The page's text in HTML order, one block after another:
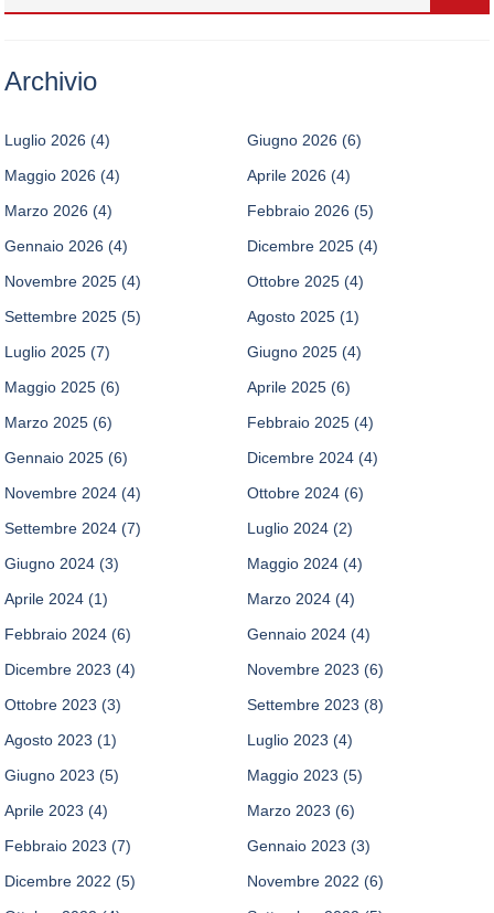
Archivio
Luglio 2026 (4) Giugno 2026 (6)
Maggio 2026 (4) Aprile 2026 (4)
Marzo 2026 (4) Febbraio 2026 (5)
Gennaio 2026 (4) Dicembre 2025 (4)
Novembre 2025 (4) Ottobre 2025 (4)
Settembre 2025 (5) Agosto 2025 (1)
Luglio 2025 (7) Giugno 2025 (4)
Maggio 2025 (6) Aprile 2025 (6)
Marzo 2025 (6) Febbraio 2025 (4)
Gennaio 2025 (6) Dicembre 2024 (4)
Novembre 2024 (4) Ottobre 2024 (6)
Settembre 2024 (7) Luglio 2024 (2)
Giugno 2024 (3) Maggio 2024 (4)
Aprile 2024 (1) Marzo 2024 (4)
Febbraio 2024 (6) Gennaio 2024 (4)
Dicembre 2023 (4) Novembre 2023 (6)
Ottobre 2023 (3) Settembre 2023 (8)
Agosto 2023 (1) Luglio 2023 (4)
Giugno 2023 (5) Maggio 2023 (5)
Aprile 2023 (4) Marzo 2023 (6)
Febbraio 2023 (7) Gennaio 2023 (3)
Dicembre 2022 (5) Novembre 2022 (6)